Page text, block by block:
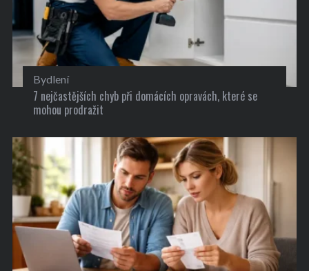
Bydlení
7 nejčastějších chyb při domácích opravách, které se
mohou prodražit